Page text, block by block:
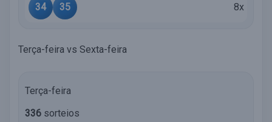
34 35 8x
Terça-feira vs Sexta-feira
Terça-feira
336 sorteios